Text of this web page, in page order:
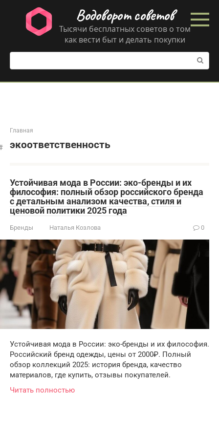
контенту
Водоворот советов
Тысячи бесплатных советов о том
как вести быт и делать покупки
Поиск:
Главная
экоответственность
Устойчивая мода в России: эко-бренды и их
философия: полный обзор российского бренда
с детальным анализом качества, стиля и
ценовой политики 2025 года
Бренды Наталья Козлова 0
Устойчивая мода в России: эко-бренды и их философия.
Российский бренд одежды, цены от 2000₽. Полный
обзор коллекций 2025: история бренда, качество
материалов, где купить, отзывы покупателей.
Читать полностью